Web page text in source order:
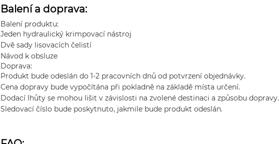
Balení a doprava:
Balení produktu:
Jeden hydraulický krimpovací nástroj
Dvě sady lisovacích čelistí
Návod k obsluze
Doprava:
Produkt bude odeslán do 1-2 pracovních dnů od potvrzení objednávky.
Cena dopravy bude vypočítána při pokladně na základě místa určení.
Dodací lhůty se mohou lišit v závislosti na zvolené destinaci a způsobu dopravy.
Sledovací číslo bude poskytnuto, jakmile bude produkt odeslán.